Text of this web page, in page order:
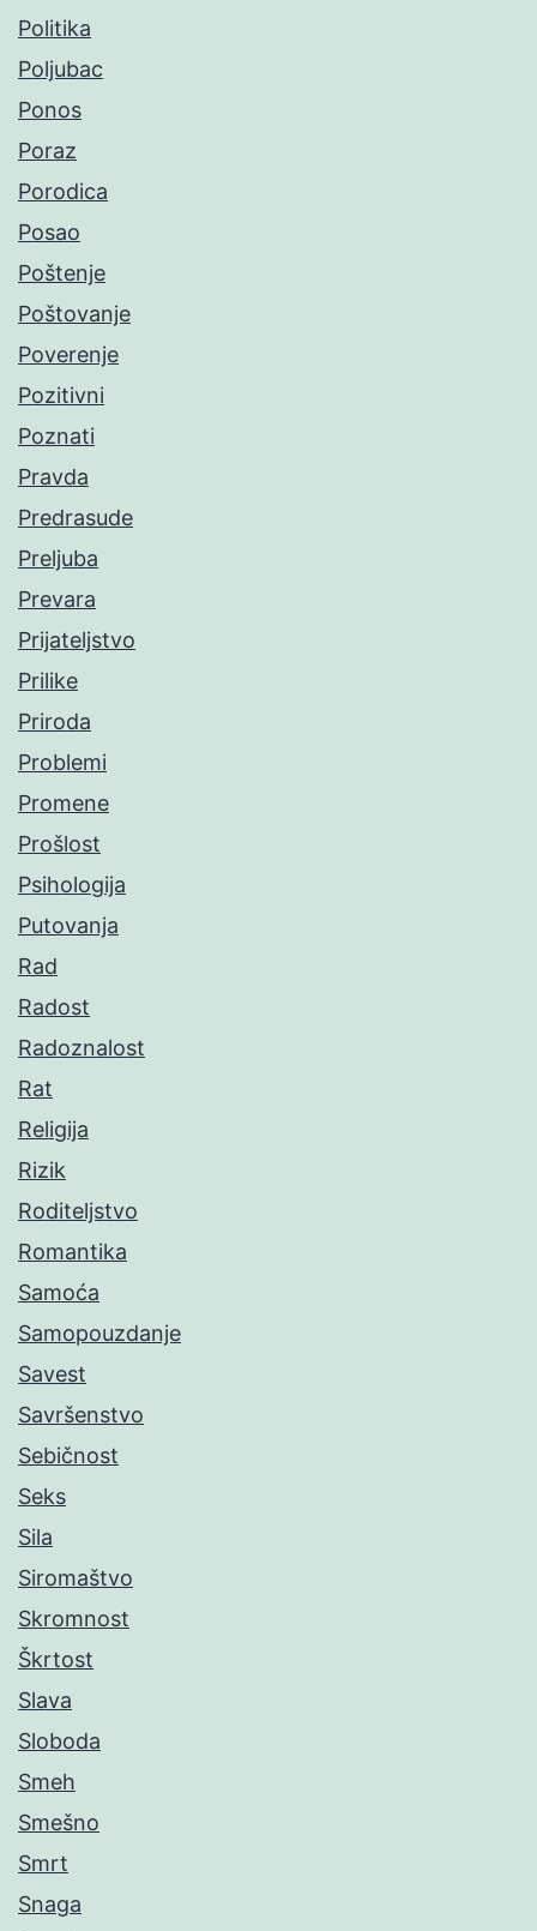
Politika
Poljubac
Ponos
Poraz
Porodica
Posao
Poštenje
Poštovanje
Poverenje
Pozitivni
Poznati
Pravda
Predrasude
Preljuba
Prevara
Prijateljstvo
Prilike
Priroda
Problemi
Promene
Prošlost
Psihologija
Putovanja
Rad
Radost
Radoznalost
Rat
Religija
Rizik
Roditeljstvo
Romantika
Samoća
Samopouzdanje
Savest
Savršenstvo
Sebičnost
Seks
Sila
Siromaštvo
Skromnost
Škrtost
Slava
Sloboda
Smeh
Smešno
Smrt
Snaga